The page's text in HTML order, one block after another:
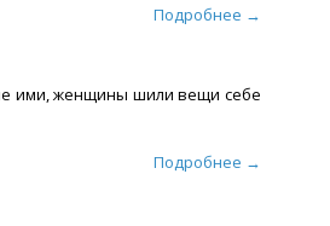
Подробнее →
ими, женщины шили вещи себе
Подробнее →